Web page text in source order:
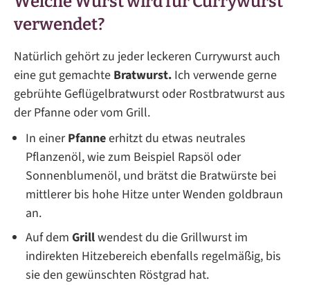
verwendet?
Natürlich gehört zu jeder leckeren Currywurst auch
eine gut gemachte Bratwurst. Ich verwende gerne
gebrühte Geflügelbratwurst oder Rostbratwurst aus
der Pfanne oder vom Grill.
In einerPfanneerhitzt du etwas neutrales
Pflanzenöl, wie zum Beispiel Rapsöl oder
Sonnenblumenöl, und brätst die Bratwürste bei
mittlerer bis hohe Hitze unter Wenden goldbraun
an.
Auf dem Grillwendest du die Grillwurst im
indirekten Hitzebereich ebenfalls regelmäßig, bis
sie den gewünschten Röstgrad hat.